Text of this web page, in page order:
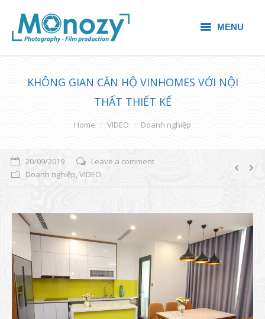
MENU
HOME
CHỤP ẢNH
KHÔNG GIAN CĂN HỘ VINHOMES VỚI NỘI
THẤT THIẾT KẾ
Home VIDEO Doanh nghiệp
20/09/2019
Leave a comment
Doanh nghiệp,VIDEO